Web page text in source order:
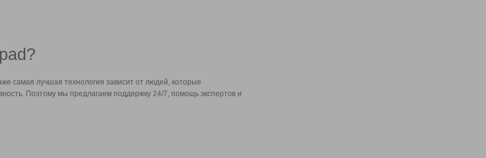
самая лучшая технология зависит от людей, которые
Поэтому мы предлагаем поддержку 24/7, помощь экспертов и